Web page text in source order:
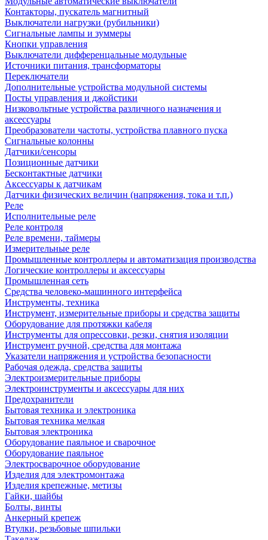
Контакторы, пускатель магнитный
Выключатели нагрузки (рубильники)
Сигнальные лампы и зуммеры
Кнопки управления
Выключатели дифференцальные модульные
Источники питания, трансформаторы
Переключатели
Дополнительные устройства модульной системы
Посты управления и джойстики
Низковольтные устройства различного назначения и
аксессуары
Преобразователи частоты, устройства плавного пуска
Сигнальные колонны
Датчики/сенсоры
Позиционные датчики
Бесконтактные датчики
Аксессуары к датчикам
Датчики физических величин (напряжения, тока и т.п.)
Реле
Исполнительные реле
Реле контроля
Реле времени, таймеры
Измерительные реле
Промышленные контроллеры и автоматизация производства
Логические контроллеры и аксессуары
Промышленная сеть
Средства человеко-машинного интерфейса
Инструменты, техника
Инструмент, измерительные приборы и средства защиты
Оборудование для протяжки кабеля
Инструменты для опрессовки, резки, снятия изоляции
Инструмент ручной, средства для монтажа
Указатели напряжения и устройства безопасности
Рабочая одежда, средства защиты
Электроизмерительные приборы
Электроинструменты и аксессуары для них
Предохранители
Бытовая техника и электроника
Бытовая техника мелкая
Бытовая электроника
Оборудование паяльное и сварочное
Оборудование паяльное
Электросварочное оборудование
Изделия для электромонтажа
Изделия крепежные, метизы
Гайки, шайбы
Болты, винты
Анкерный крепеж
Втулки, резьбовые шпильки